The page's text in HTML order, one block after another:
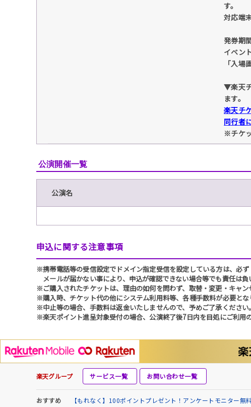
す。
対応端
発券期
イベン
「入場
▼楽天
ます。
楽天チ
同行者
※チケ
公演開催一覧
公演名
申込に関する注意事項
※携帯電話等の受信設定でドメイン指定受信を設定している方は、必
メールが届かない事により、申込が確認できない場合等でも責任は負
※ご購入されたチケットは、理由の如何を問わず、取替・変更・キャン
※購入時、チケット代の他にシステム利用料等、各種手数料が必要とな
※中止等の場合、手数料は返金いたしませんので、予めご了承ください。
※楽天ポイント進呈対象受付の場合、公演終了後7日内を目処にご利用
楽天グループ サービス一覧 お問い合わせ一覧
おすすめ 【もれなく】100ポイントプレゼント！アンケートモニター